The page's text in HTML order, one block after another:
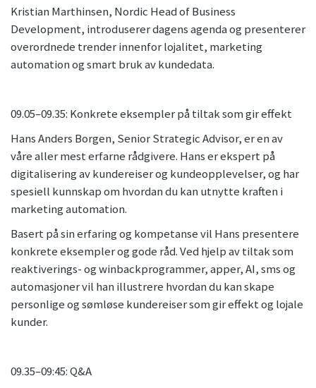
Kristian Marthinsen, Nordic Head of Business
Development, introduserer dagens agenda og presenterer
overordnede trender innenfor lojalitet, marketing
automation og smart bruk av kundedata.
09.05–09.35: Konkrete eksempler på tiltak som gir effekt
Hans Anders Borgen, Senior Strategic Advisor, er en av
våre aller mest erfarne rådgivere. Hans er ekspert på
digitalisering av kundereiser og kundeopplevelser, og har
spesiell kunnskap om hvordan du kan utnytte kraften i
marketing automation.
Basert på sin erfaring og kompetanse vil Hans presentere
konkrete eksempler og gode råd. Ved hjelp av tiltak som
reaktiverings- og winbackprogrammer, apper, AI, sms og
automasjoner vil han illustrere hvordan du kan skape
personlige og sømløse kundereiser som gir effekt og lojale
kunder.
09.35–09:45: Q&A